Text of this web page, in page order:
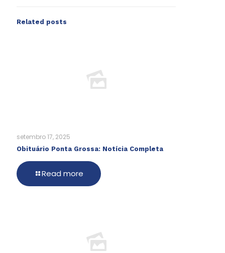
Related posts
setembro 17, 2025
Obituário Ponta Grossa: Notícia Completa
Read more